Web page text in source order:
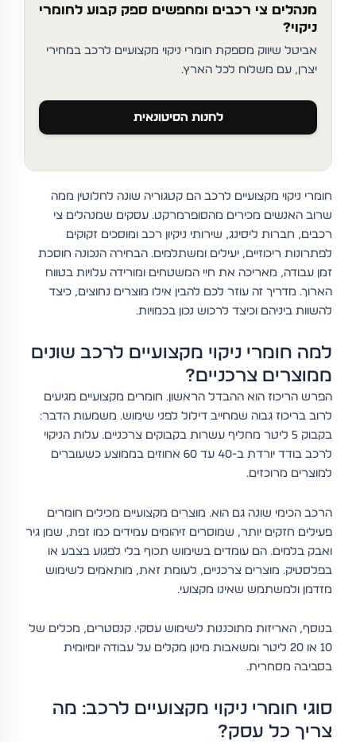
מנהלים צי רכבים ומחפשים ספק קבוע לחומרי
ניקוי?
אביטל שיווק מספקת חומרי ניקוי מקצועיים לרכב במחירי
יצרן, עם משלוח לכל הארץ.
לחנות הסיטונאית
חומרי ניקוי מקצועיים לרכב הם קטגוריה שונה לחלוטין ממה
שרוב האנשים מכירים מהסופרמרקט. עסקים שמנהלים צי
רכבים, חברות ליסינג, שירותי ניקיון רכב ומוסכים זקוקים
לפתרונות ריכוזיים, יעילים ומשתלמים. הבחירה הנכונה חוסכת
זמן עבודה, מאריכה את חיי המשטחים ומורידה עלויות בטווח
הארוך. מדריך זה עוזר לכם להבין אילו מוצרים נחוצים, כיצד
להשוות ביניהם וכיצד לרכוש נכון בכמויות.
למה חומרי ניקוי מקצועיים לרכב שונים
ממוצרים צרכניים?
הפרש הריכוז הוא ההבדל הראשון. חומרים מקצועיים מגיעים
לרוב בריכוז גבוה שמחייב דילול לפני שימוש. משמעות הדבר:
בקבוק 5 ליטר מחליף עשרות בקבוקים צרכניים. עלות הניקוי
לרכב בודד יורדת ב-40 עד 60 אחוזים בממוצע כשעוברים
למוצרים מרוכזים.
הרכב הכימי שונה גם הוא. מוצרים מקצועיים מכילים חומרים
פעילים חזקים יותר, שמוסרים זיהומים עמידים כמו זפת, שמן גיר
ואבק בלמים. הם עומדים בשימוש תכוף בלי לפגוע בצבע או
בפלסטיק. מוצרים צרכניים, לעומת זאת, מותאמים לשימוש
מזדמן ולמשתמש שאינו מקצועי.
בנוסף, האריזות מתוכננות לשימוש עסקי. קנסטרים, מכלים של
10 או 20 ליטר ומשאבות מינון מקלים על עבודה יומיומית
בסביבה מסחרית.
סוגי חומרי ניקוי מקצועיים לרכב: מה
צריך כל עסק?